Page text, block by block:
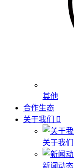
其他
合作生态
关于我们
关于我们
新闻动态